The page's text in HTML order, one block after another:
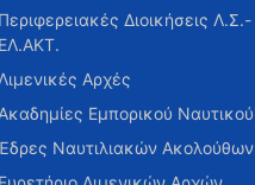
Περιφερειακές Διοικήσεις Λ.Σ.-
ΕΛ.ΑΚΤ.
Λιμενικές Αρχές
Ακαδημίες Εμπορικού Ναυτικού
Ναυτιλιακών Ακολούθων